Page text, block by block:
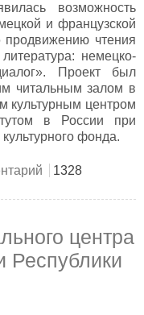
возможность
и французской
продвижению чтения
немецко-
Проект был
читальным залом в
культурным центром
в России при
фонда.
1328
центра
Республики